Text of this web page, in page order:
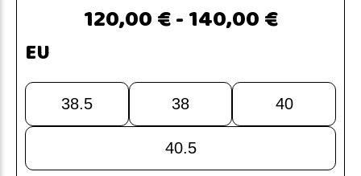
120,00 €-140,00 €
EU
38.5 38 40
40.5